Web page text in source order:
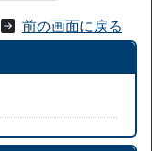
前の画面に戻る